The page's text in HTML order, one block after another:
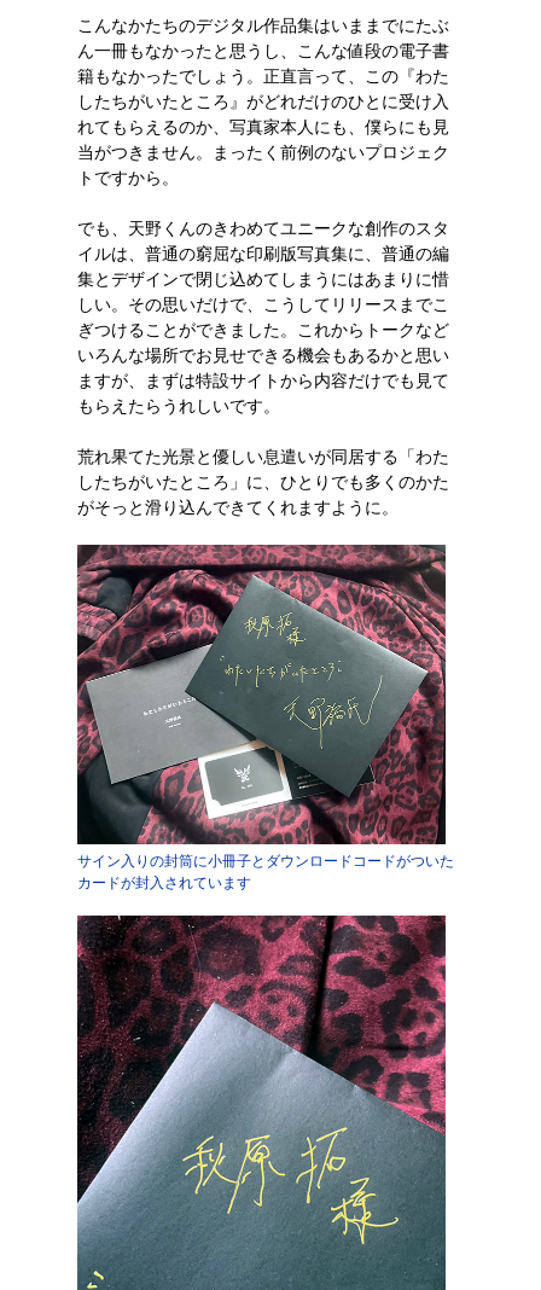
こんなかたちのデジタル作品集はいままでにたぶ
ん一冊もなかったと思うし、こんな値段の電子書
籍もなかったでしょう。正直言って、この『わた
したちがいたところ』がどれだけのひとに受け入
れてもらえるのか、写真家本人にも、僕らにも見
当がつきません。まったく前例のないプロジェク
トですから。
でも、天野くんのきわめてユニークな創作のスタ
イルは、普通の窮屈な印刷版写真集に、普通の編
集とデザインで閉じ込めてしまうにはあまりに惜
しい。その思いだけで、こうしてリリースまでこ
ぎつけることができました。これからトークなど
いろんな場所でお見せできる機会もあるかと思い
ますが、まずは特設サイトから内容だけでも見て
もらえたらうれしいです。
荒れ果てた光景と優しい息遣いが同居する「わた
したちがいたところ」に、ひとりでも多くのかた
がそっと滑り込んできてくれますように。
サイン入りの封筒に小冊子とダウンロードコードがついた
カードが封入されています